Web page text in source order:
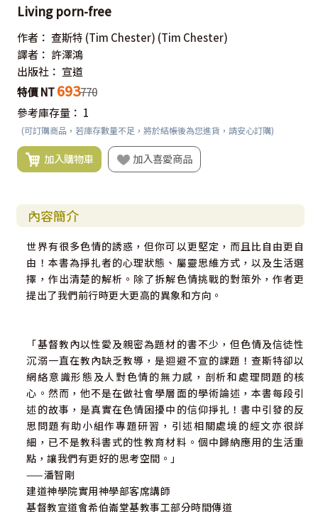
Living porn-free
作者： 查斯特 (Tim Chester) (Tim Chester)
譯者： 許澤鴻
出版社： 宣道
特價 NT 693770
參考庫存量： 1
(可訂購商品，若庫存數量不足，將於結帳後為您進貨，請安心訂購)
加入購物車 加入喜愛商品
內容簡介
世界有很多色情的誘惑，但你可以更堅定，而且比自由更自
由！本書為掙扎者的心理狀態、屬靈思維方式，以及生活選
擇，作出清楚的解析。除了拆解色情挑戰的對策外，作者更
提出了我們前行時更大更高的異象和方向。
「基督教內以性愛及親密為題材的書不少，但色情及信徒性
沉溺一直在教內缺乏教導，是迴避不宣的課題！查斯特卻以
網絡意識形態及人對色情的無力感，剖析和處理問題的核
心。然而，他不是在做社會學層面的學術論述，本書每段引
述的故事，是真實在色情困擾中的信仰掙扎！書中引發的反
思問題有助小組作專題研習，引述相關處境的經文亦很詳
細，已不是教科書式的性教育材料。個中歸納應用的生活重
點，讓我們有更好的思考空間。」
——潘智剛
建道神學院實用神學部客席講師
基督教宣道會希伯崙堂基教事工部分時間傳道